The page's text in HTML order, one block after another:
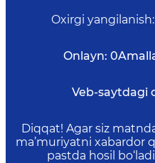
Oxirgi yangilanish:
Onlayn: 0
Veb-saytdagi
Diqqat! Agar siz
ma’muriyatni xabardor
pastda hosil